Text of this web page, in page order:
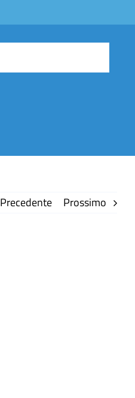
Precedente Prossimo